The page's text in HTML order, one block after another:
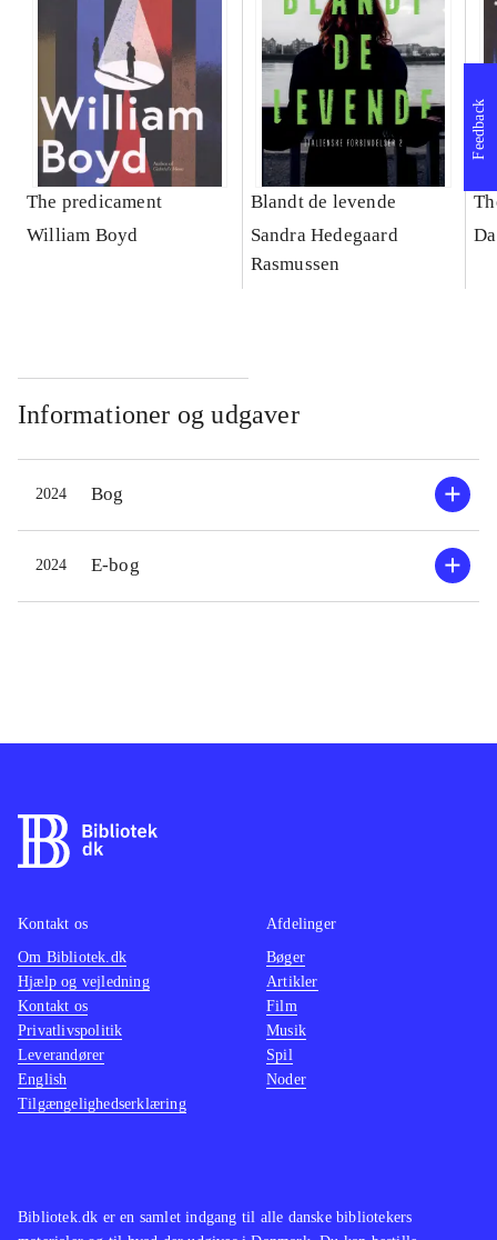
The predicament
William Boyd
Blandt de levende
Sandra Hedegaard
Rasmussen
Informationer og udgaver
2024 Bog
2024 E-bog
Feedback
Bibliotek.dk er en samlet indgang til alle danske bibliotekers
Kontakt os
Om Bibliotek.dk
Hjælp og vejledning
Kontakt os
Privatlivspolitik
Leverandører
English
Tilgængelighedserklæring
Afdelinger
Bøger
Artikler
Film
Musik
Spil
Noder